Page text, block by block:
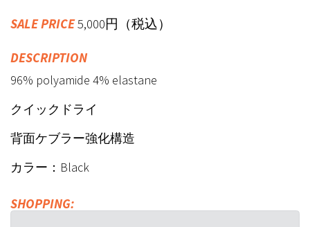
SALE PRICE5,000円（税込）
DESCRIPTION
96% polyamide 4% elastane
クイックドライ
背面ケブラー強化構造
カラー：Black
SHOPPING: